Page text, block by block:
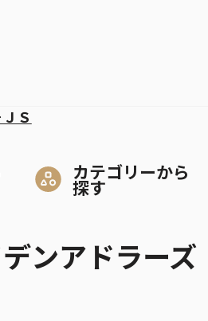
カテゴリーから
探す
Ｓ
ンアドラーズ